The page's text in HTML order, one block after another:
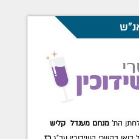
הת' מנחם מענדל קליש